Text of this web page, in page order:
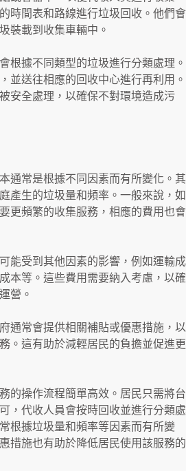
時間表和路線進行垃圾回收。他們會
裝載到收集車輛中。
根據不同類型的垃圾進行分類處理。
並送往相應的回收中心進行再利用。
安全處理，以確保不對環境造成污
通常是根據不同因素而有所變化。其
產生的垃圾量和頻率。一般來說，如
更頻繁的收集服務，相應的費用也會
能受到其他因素的影響，例如運輸成
本等。這些費用需要納入考慮，以確
營。
通常會提供相關補貼或優惠措施，以
。這有助於減輕居民的負擔並促進更
的操作流程簡單高效。居民只需將台
，代收人員會按時回收並進行分類處
根據垃圾量和頻率等因素而有所變
措施也有助於降低居民使用該服務的